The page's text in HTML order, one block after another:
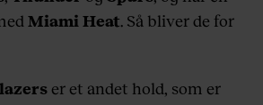
Miami Heat. Så bliver de for
er et andet hold, som er